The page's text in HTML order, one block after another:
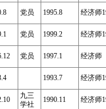
党员 1995.8 经济师
党员 1999.2 经济师
党员 1997.1 经济师
1993.7 经济师
九三
学社
1990.11 经济师